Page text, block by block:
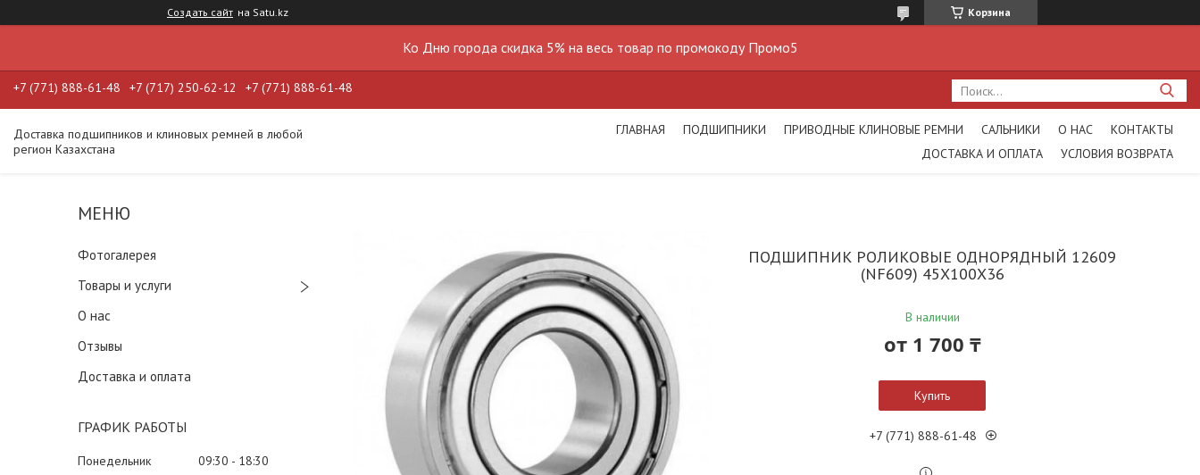
Создать сайт на Satu.kz Корзина
Ко Дню города скидка 5% на весь товар по промокоду Промо5
+7 (771) 888-61-48 +7 (717) 250-62-12 +7 (771) 888-61-48
Доставка подшипников и клиновых ремней в любой
регион Казахстана
ГЛАВНАЯ ПОДШИПНИКИ ПРИВОДНЫЕ КЛИНОВЫЕ РЕМНИ САЛЬНИКИ О НАС
КОНТАКТЫ
ДОСТАВКА И ОПЛАТА
УСЛОВИЯ ВОЗВРАТА
Фотогалерея
Товары и услуги
О нас
Отзывы
Доставка и оплата
ГРАФИК РАБОТЫ
Понедельник 09:30
18:30
ПОДШИПНИК РОЛИКОВЫЕ ОДНОРЯДНЫЙ 12609
(NF609) 45X100X36
В наличии
от 1 700 ₸
Купить
+7 (771) 888-61-48